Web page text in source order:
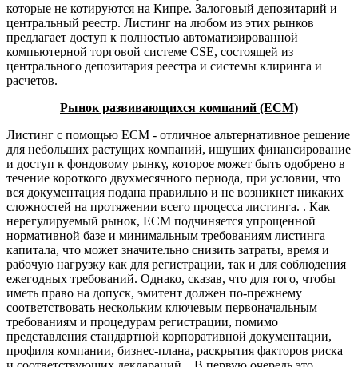
которые не котируются на Кипре. Залоговый депозитарий и
центральный реестр. Листинг на любом из этих рынков
предлагает доступ к полностью автоматизированной
компьютерной торговой системе CSE, состоящей из
центрального депозитария реестра и системы клиринга и
расчетов.
Рынок развивающихся компаний (ECM)
Листинг с помощью ECM - отличное альтернативное решение
для небольших растущих компаний, ищущих финансирование
и доступ к фондовому рынку, которое может быть одобрено в
течение короткого двухмесячного периода, при условии, что
вся документация подана правильно и не возникнет никаких
сложностей на протяжении всего процесса листинга. . Как
нерегулируемый рынок, ECM подчиняется упрощенной
нормативной базе и минимальным требованиям листинга
капитала, что может значительно снизить затраты, время и
рабочую нагрузку как для регистрации, так и для соблюдения
ежегодных требований. Однако, сказав, что для того, чтобы
иметь право на допуск, эмитент должен по-прежнему
соответствовать нескольким ключевым первоначальным
требованиям и процедурам регистрации, помимо
представления стандартной корпоративной документации,
профиля компании, бизнес-плана, раскрытия факторов риска